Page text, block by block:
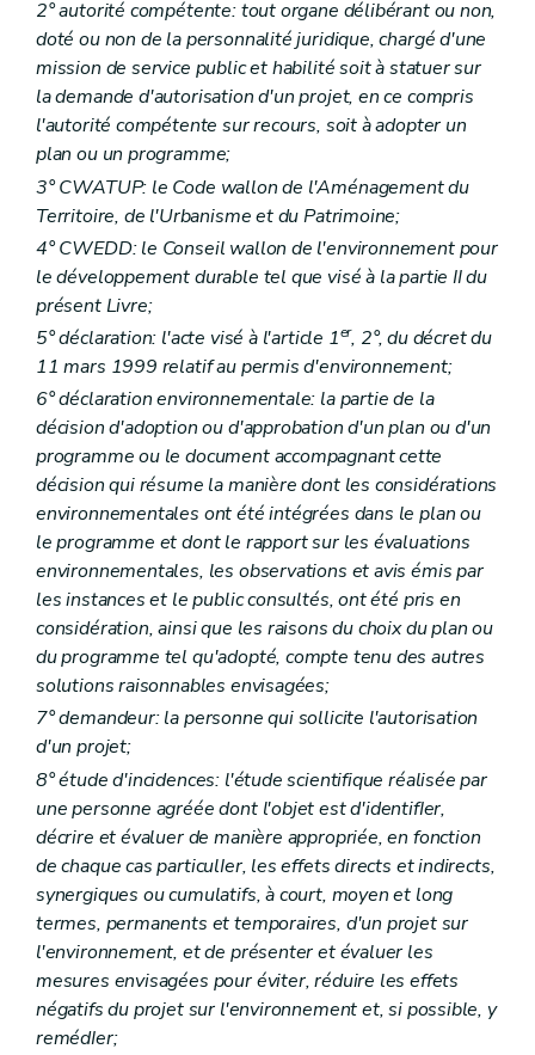
Art. D 72
Art. D 73
Art. D 74
Art. D 75
Art. D 76
Art. D 77
Chapitre IV Dispositions pénales
Art. D 78
Chapitre V Dispositions transitoires
Art. D 79
Art. D 80
Art. D 81
Partie VI
Art. D 82
Art. D 83
Art. D 84
Art. D 85
Art. D 86
Art. D 87
Art. D 88
Art. D 89
Art. D 90
Art. D 91
Art. D 92
Partie VII . - Responsabilité environnementale en ce qui concerne la prevention et la reparation des dommages environnementaux
Titre premier Objectifs
Art. D93
Titre II Définitions
Art. D94
Titre III Champ d'application
Art. D95
Art. D96
Art. D97
Titre IV Exclusions
Art. D98
Art. D99
Art. D100
Art. D101
Art. D102
Art. D103
Titre V Évaluation et réparation des dommages environnementaux
Chapitre premier Évaluation de l'étendue des dommages environnementaux causes aux espèces ou aux habitats
Art. D104
Chapitre II Réparation des dommages
Section première
2° autorité compétente: tout organe délibérant ou non,
doté ou non de la personnalité juridique, chargé d'une
mission de service public et habilité soit à statuer sur
la demande d'autorisation d'un projet, en ce compris
l'autorité compétente sur recours, soit à adopter un
plan ou un programme;
3° CWATUP: le Code wallon de l'Aménagement du
Territoire, de l'Urbanisme et du Patrimoine;
4° CWEDD: le Conseil wallon de l'environnement pour
le développement durable tel que visé à la partie II du
présent Livre;
5° déclaration: l'acte visé à l'article 1er, 2°, du décret du
11 mars 1999 relatif au permis d'environnement;
6° déclaration environnementale: la partie de la
décision d'adoption ou d'approbation d'un plan ou d'un
programme ou le document accompagnant cette
décision qui résume la manière dont les considérations
environnementales ont été intégrées dans le plan ou
le programme et dont le rapport sur les évaluations
environnementales, les observations et avis émis par
les instances et le public consultés, ont été pris en
considération, ainsi que les raisons du choix du plan ou
du programme tel qu'adopté, compte tenu des autres
solutions raisonnables envisagées;
7° demandeur: la personne qui sollicite l'autorisation
d'un projet;
8° étude d'incidences: l'étude scientifique réalisée par
une personne agréée dont l'objet est d'identifIer,
décrire et évaluer de manière appropriée, en fonction
de chaque cas particulIer, les effets directs et indirects,
synergiques ou cumulatifs, à court, moyen et long
termes, permanents et temporaires, d'un projet sur
l'environnement, et de présenter et évaluer les
mesures envisagées pour éviter, réduire les effets
négatifs du projet sur l'environnement et, si possible, y
remédIer;